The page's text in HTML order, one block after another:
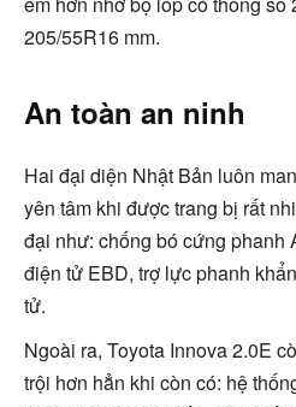
205/55R16 mm.
An toàn an ninh
Hai đại diện Nhật Bản luôn
yên tâm khi được trang bị rất
đại như: chống bó cứng phanh
điện tử EBD, trợ lực phanh
tử.
Ngoài ra, Toyota Innova 2.0E
trội hơn hẳn khi còn có: hệ